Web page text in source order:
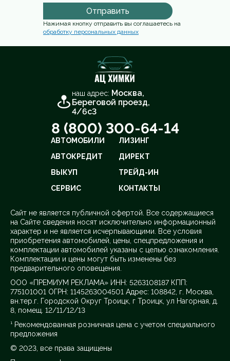
Отправить
Нажимая кнопку отправить вы соглашаетесь на
обработку персональных данных
наш адрес: Москва,
Береговой проезд,
4/6с3
8 (800) 300-64-14
АВТОМОБИЛИ
ЛИЗИНГ
АВТОКРЕДИТ
ДИРЕКТ
ВЫКУП
ТРЕЙД-ИН
СЕРВИС
КОНТАКТЫ
Cайт не является публичной офертой. Все содержащиеся
на Сайте сведения носят исключительно информационный
характер и не является исчерпывающими. Все условия
приобретения автомобилей, цены, спецпредложения и
комплектации автомобилей указаны с целью ознакомления.
Комплектации и цены могут быть изменены без
предварительного оповещения.
ООО «ПРЕМИУМ РЕКЛАМА» ИНН: 5263108187 КПП:
775101001 ОГРН: 1145263004501 Адрес: 108842, г. Москва,
вн.тер.г. Городской Округ Троицк, г Троицк, ул Нагорная, д.
8, помещ. 12/11/12/13
¹ Рекомендованная розничная цена с учетом специального
предложения
© 2023, все права защищены